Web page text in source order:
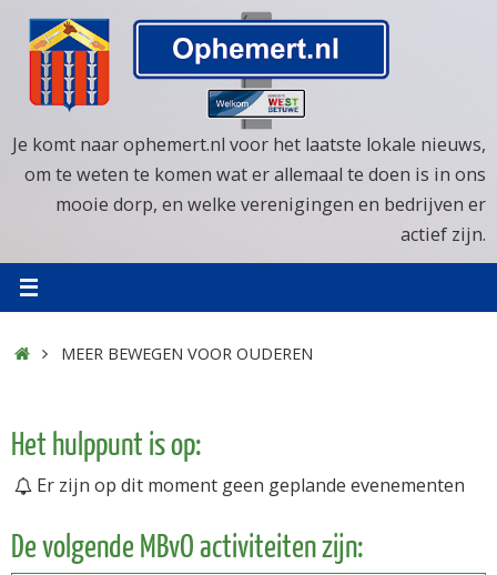
naar
inhoud
Je komt naar ophemert.nl voor het laatste lokale nieuws,
om te weten te komen wat er allemaal te doen is in ons
mooie dorp, en welke verenigingen en bedrijven er
actief zijn.
HOMEMEER BEWEGEN VOOR OUDEREN
Het hulppunt is op:
Er zijn op dit moment geen geplande evenementen
De volgende MBvO activiteiten zijn: